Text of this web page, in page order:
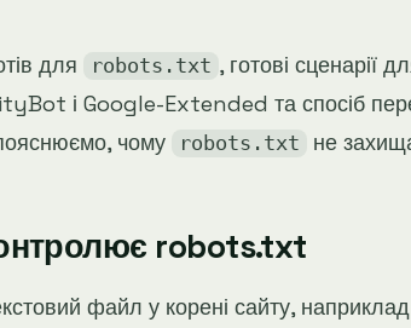
для robots.txt , готові сценарії
і Google-Extended та спосіб
чому
robots.txt не
robots.txt
файл у корені сайту, наприклад